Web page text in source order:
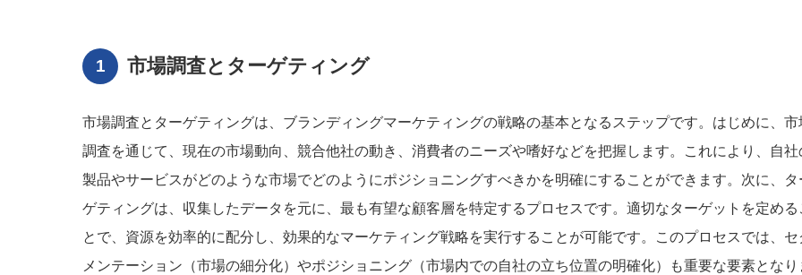
市場調査とターゲティング
市場調査とターゲティングは、ブランディングマーケティングの戦略の基本となるステップです。はじめに、市
調査を通じて、現在の市場動向、競合他社の動き、消費者のニーズや嗜好などを把握します。これにより、自社
製品やサービスがどのような市場でどのようにポジショニングすべきかを明確にすることができます。次に、タ
ゲティングは、収集したデータを元に、最も有望な顧客層を特定するプロセスです。適切なターゲットを定める
とで、資源を効率的に配分し、効果的なマーケティング戦略を実行することが可能です。このプロセスでは、セ
メンテーション（市場の細分化）やポジショニング（市場内での自社の立ち位置の明確化）も重要な要素となり